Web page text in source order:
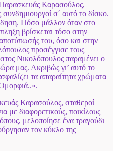
Καρασούλος,
σ΄ αυτό το δίσκο.
Πόσο μάλλον όταν στο
βρίσκεται τόσο στην
του, όσο και στην
προσέγγισε τους
Νικολόπουλος παραμένει ο
μας. Ακριβώς γι’ αυτό το
τα απαραίτητα χρώματα
Καρασούλος, σταθεροί
με διαφορετικούς, ποικίλους
μελοποίησε ένα τραγούδι
τον κύκλο της